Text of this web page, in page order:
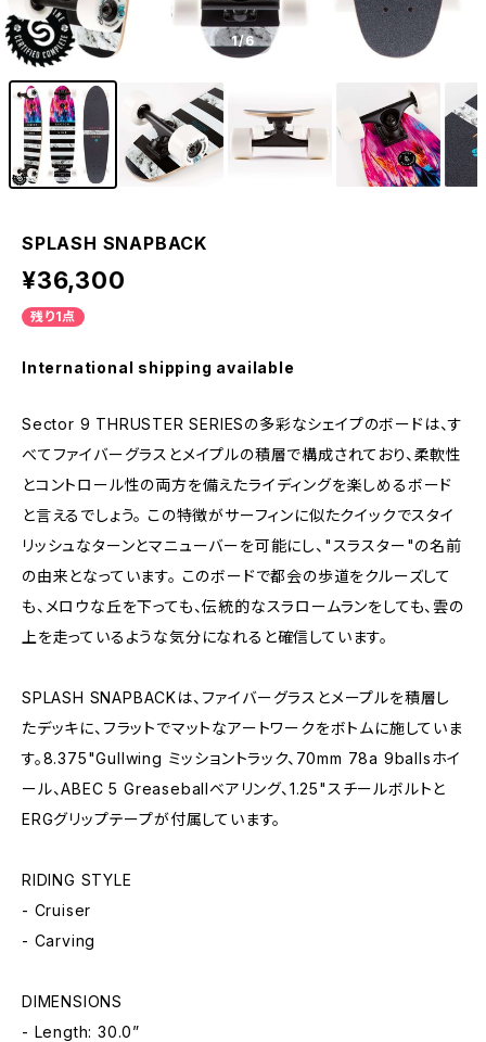
1/6
SPLASH SNAPBACK
¥36,300
残り1点
International shipping available
Sector 9 THRUSTER SERIESの多彩なシェイプのボードは、す
べてファイバーグラスとメイプルの積層で構成されており、柔軟性
とコントロール性の両方を備えたライディングを楽しめるボード
と言えるでしょう。 この特徴がサーフィンに似たクイックでスタイ
リッシュなターンとマニューバーを可能にし、"スラスター"の名前
の由来となっています。 このボードで都会の歩道をクルーズして
も、メロウな丘を下っても、伝統的なスラロームランをしても、雲の
上を走っているような気分になれると確信しています。
SPLASH SNAPBACKは、ファイバーグラスとメープルを積層し
たデッキに、フラットでマットなアートワークをボトムに施していま
す。8.375"Gullwing ミッショントラック、70mm 78a 9ballsホイ
ール、ABEC 5 Greaseballベアリング、1.25"スチールボルトと
ERGグリップテープが付属しています。
RIDING STYLE
- Cruiser
- Carving
DIMENSIONS
- Length: 30.0”